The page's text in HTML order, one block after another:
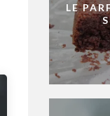
LE